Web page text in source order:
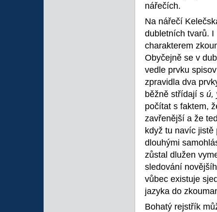
nářečích.
Na nářečí
dubletních tvarů.
charakterem
Obyčejně se v
vedle prvku
zpravidla dva
běžně střídají s ú,
počítat s faktem,
zavřenější a že
když tu navíc
dlouhými
zůstal dlužen
sledování
vůbec existuje
jazyka do
Bohatý rejstřík